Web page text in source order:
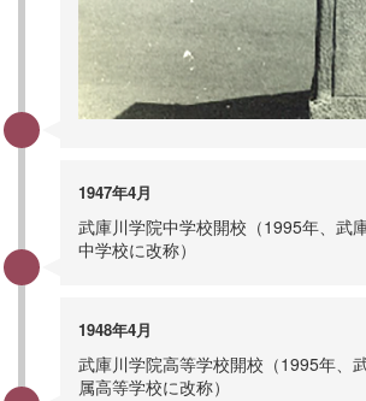
1947年4月
武庫川学院中学校開校（1995年、武
中学校に改称）
1948年4月
武庫川学院高等学校開校（1995年、
属高等学校に改称）